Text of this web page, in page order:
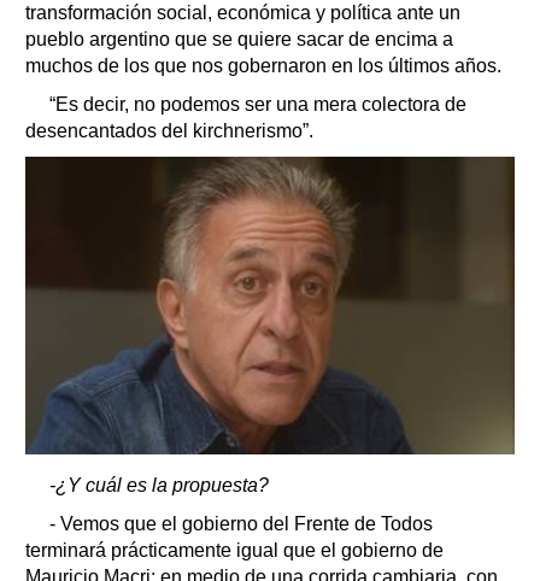
transformación social, económica y política ante un
pueblo argentino que se quiere sacar de encima a
muchos de los que nos gobernaron en los últimos años.
“Es decir, no podemos ser una mera colectora de
desencantados del kirchnerismo”.
-¿Y cuál es la propuesta?
- Vemos que el gobierno del Frente de Todos
terminará prácticamente igual que el gobierno de